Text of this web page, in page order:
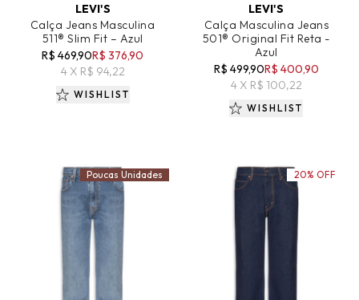
LEVI'S
Calça Jeans Masculina
511® Slim Fit – Azul
R$ 469,90R$ 376,90
4 X R$ 94,22
WISHLIST
LEVI'S
Calça Masculina Jeans
501® Original Fit Reta -
Azul
R$ 499,90R$ 400,90
4 X R$ 100,22
WISHLIST
Poucas Unidades 20% OFF